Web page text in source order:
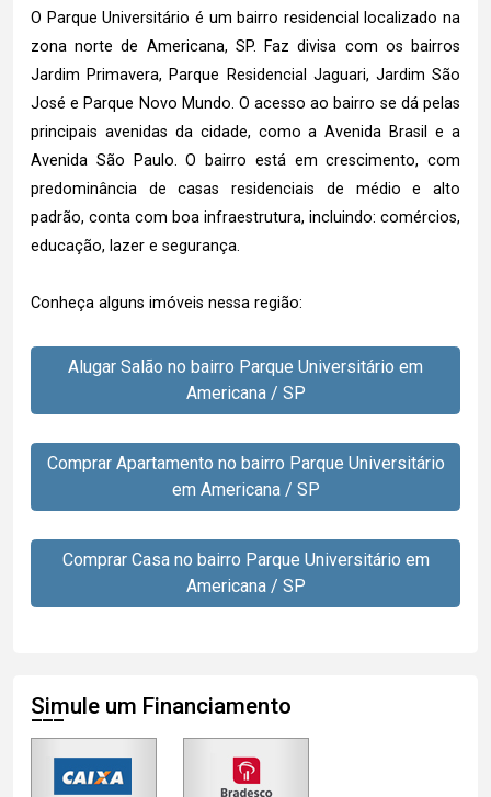
O Parque Universitário é um bairro residencial localizado na
zona norte de Americana, SP. Faz divisa com os bairros
Jardim Primavera, Parque Residencial Jaguari, Jardim São
José e Parque Novo Mundo. O acesso ao bairro se dá pelas
principais avenidas da cidade, como a Avenida Brasil e a
Avenida São Paulo. O bairro está em crescimento, com
predominância de casas residenciais de médio e alto
padrão, conta com boa infraestrutura, incluindo: comércios,
educação, lazer e segurança.
Conheça alguns imóveis nessa região:
Alugar Salão no bairro Parque Universitário em
Americana / SP
Comprar Apartamento no bairro Parque Universitário
em Americana / SP
Comprar Casa no bairro Parque Universitário em
Americana / SP
Simule um Financiamento